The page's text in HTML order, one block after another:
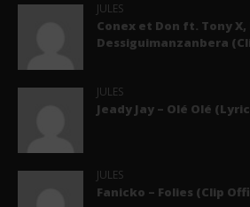
JULES
Conex et Don ft. Tony X,
Dessiguimanzanbera
JULES
Jeady Jay – Olé Olé
JULES
Fanicko – Folies (Clip